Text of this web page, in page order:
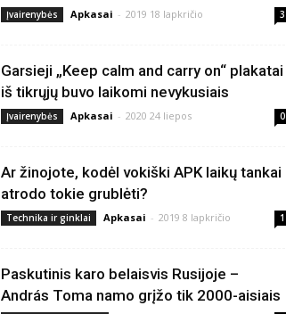
Įvairenybės Apkasai - 2019 18 lapkričio 3
Garsieji „Keep calm and carry on“ plakatai
iš tikrųjų buvo laikomi nevykusiais
Įvairenybės Apkasai - 2020 24 liepos 0
Ar žinojote, kodėl vokiški APK laikų tankai
atrodo tokie grublėti?
Technika ir ginklai Apkasai - 2019 8 lapkričio 1
Paskutinis karo belaisvis Rusijoje –
András Toma namo grįžo tik 2000-aisiais